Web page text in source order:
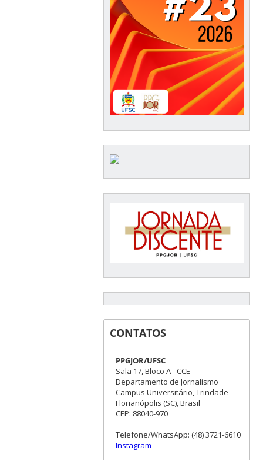
CONTATOS
PPGJOR/UFSC
Sala 17, Bloco A - CCE
Departamento de Jornalismo
Campus Universitário, Trindade
Florianópolis (SC), Brasil
CEP: 88040-970
Telefone/WhatsApp: (48) 3721-6610
Instagram